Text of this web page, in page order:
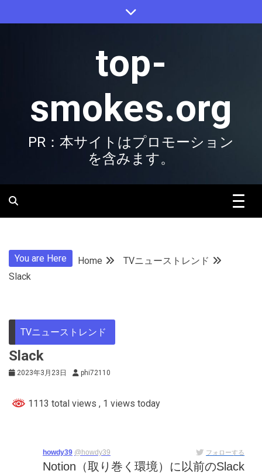
to
top-
smokes.org
PR：本サイトはプロモーション
を含みます。
You are Here Home
TVニューストレンド
Slack
TVニューストレンド
Slack
2023年3月23日 phi72110
1113 total views , 1 views today
howdy39 @howdy39 フォローする
Notion（取り巻く環境）に以前のSlack